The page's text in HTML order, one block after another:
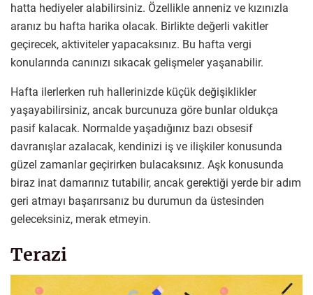
hatta hediyeler alabilirsiniz. Özellikle anneniz ve kızınızla
aranız bu hafta harika olacak. Birlikte değerli vakitler
geçirecek, aktiviteler yapacaksınız. Bu hafta vergi
konularında canınızı sıkacak gelişmeler yaşanabilir.
Hafta ilerlerken ruh hallerinizde küçük değişiklikler
yaşayabilirsiniz, ancak burcunuza göre bunlar oldukça
pasif kalacak. Normalde yaşadığınız bazı obsesif
davranışlar azalacak, kendinizi iş ve ilişkiler konusunda
güzel zamanlar geçirirken bulacaksınız. Aşk konusunda
biraz inat damarınız tutabilir, ancak gerektiği yerde bir adım
geri atmayı başarırsanız bu durumun da üstesinden
geleceksiniz, merak etmeyin.
Terazi